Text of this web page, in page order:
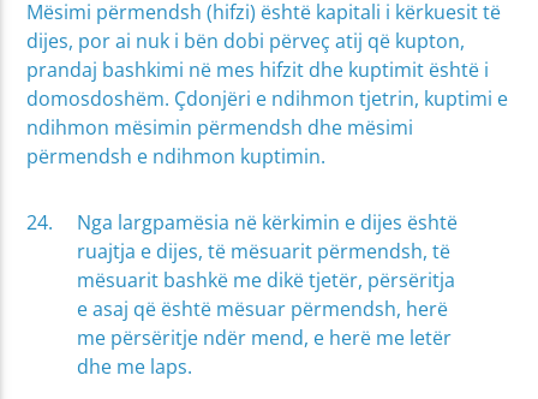
Mësimi përmendsh (hifzi) është kapitali i kërkuesit të
dijes, por ai nuk i bën dobi përveç atij që kupton,
prandaj bashkimi në mes hifzit dhe kuptimit është i
domosdoshëm. Çdonjëri e ndihmon tjetrin, kuptimi e
ndihmon mësimin përmendsh dhe mësimi
përmendsh e ndihmon kuptimin.
Nga largpamësia në kërkimin e dijes është
ruajtja e dijes, të mësuarit përmendsh, të
mësuarit bashkë me dikë tjetër, përsëritja
e asaj që është mësuar përmendsh, herë
me përsëritje ndër mend, e herë me letër
dhe me laps.